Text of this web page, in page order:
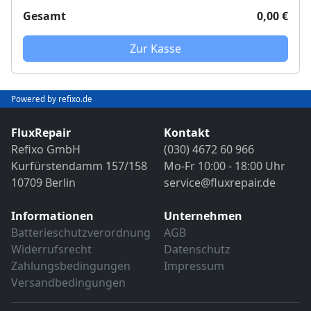
Sicherheitstest
Sollten weitere Defekte festgestellt werden,
erfolgt eine Reparatur ausschließlich nach
vorheriger Rücksprache.
Objektivreinigung
VDE-Sicherheitsprüfung
Sollten weitere Defekte festgestellt werden,
vorheriger Rücksprache.
Gesamt 0,00 €
Zur Kasse
Powered by refixo.de
FluxRepair
Refixo GmbH
Kurfürstendamm 157/158
10709 Berlin
Kontakt
(030) 4672 60 966
Mo-Fr 10:00 - 18:00 Uhr
service@fluxrepair.de
Informationen
Batterieschutzverordnung
Widerrufsrecht
Zahlungsbedingungen
Versandbedingungen
Unternehmen
AGB
Datenschutz
Impressum